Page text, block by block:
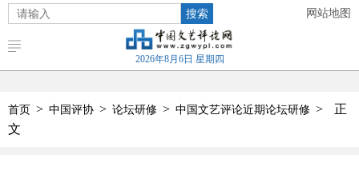
搜索 网站地图
2026年8月6日 星期四
首页 > 中国评协 > 论坛研修 > 中国文艺评论近期论坛研修 >
正
文